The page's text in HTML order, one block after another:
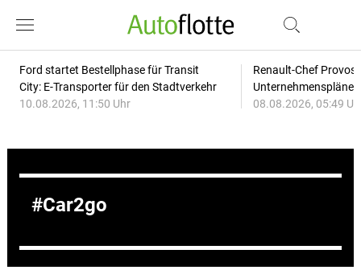
Ford startet Bestellphase für Transit
City: E-Transporter für den Stadtverkehr
10.08.2026, 11:50 Uhr
Renault-Chef
08.08.2026, 05:49
Car2go